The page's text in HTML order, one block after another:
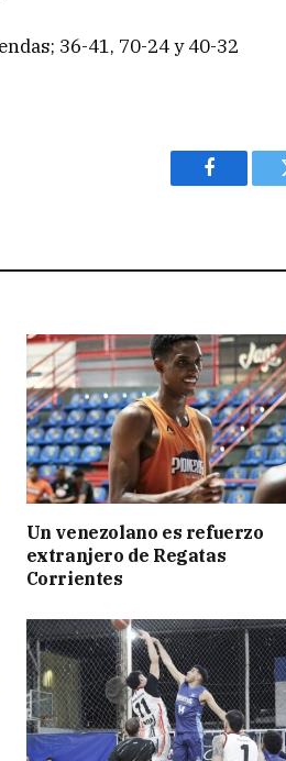
36-41, 70-24 y 40-32
Facebook
Un venezolano es refuerzo
extranjero de Regatas
Corrientes